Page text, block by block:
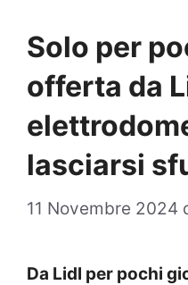
Solo per
offerta da
lasciarsi
11 Novembre 2024
Da Lidl per pochi